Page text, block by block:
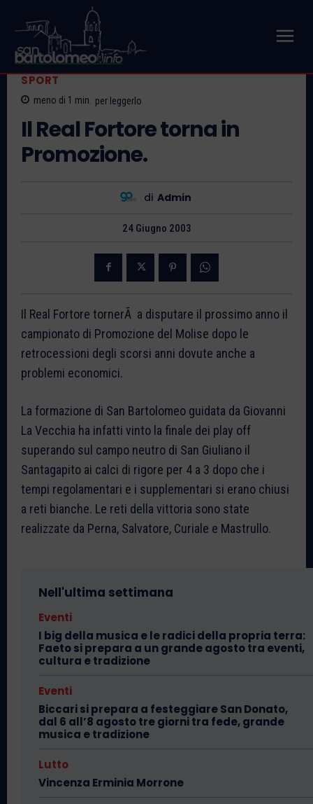
SPORT
meno di 1 min. per leggerlo
Il Real Fortore torna in
Promozione.
di Admin
24 Giugno 2003
Il Real Fortore tornerÃ a disputare il prossimo anno il
campionato di Promozione del Molise dopo le
retrocessioni degli scorsi anni dovute anche a
problemi economici.
La formazione di San Bartolomeo guidata da Giovanni
La Vecchia ha infatti vinto la finale dei play off
superando sul campo neutro di San Giuliano il
Santagapito ai calci di rigore per 4 a 3 dopo che i
tempi regolamentari e i supplementari si erano chiusi
a reti bianche. Le reti della vittoria sono state
realizzate da Perna, Salvatore, Curiale e Mastrullo.
Nell'ultima settimana
Eventi
I big della musica e le radici della propria terra:
Faeto si prepara a un grande agosto tra eventi,
cultura e tradizione
Eventi
Biccari si prepara a festeggiare San Donato,
dal 6 all’8 agosto tre giorni tra fede, grande
musica e tradizione
Lutto
Vincenza Erminia Morrone